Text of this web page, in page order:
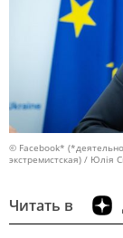
© Facebook*
экстремистская) / Юлія
Читать в